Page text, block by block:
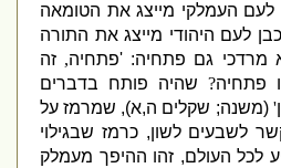
העמלקי מייצג את הטומאה
לעם היהודי מייצג את התורה
גם פתחיה: 'פתחיה,זה
?שהיה פותח בדברים
משנה;שקלים ה, א),שמרמז על
לשבעים לשון,כרמז שבגילוי
העולם,זהו ההיפך מעמלק